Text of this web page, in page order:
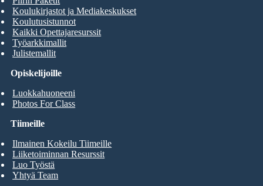
Opiskelijoille
Luokkahuoneeni
Photos For Class
Koulukirjastot ja Mediakeskukset
Koulutusistunnot
Kaikki Opettajaresurssit
Työarkkimallit
Julistemallit
Tiimeille
Ilmainen Kokeilu Tiimeille
Liiketoiminnan Resurssit
Luo Työstä
Yhtyä Team